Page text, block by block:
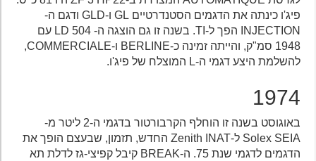
פיג'ו כינתה את הדגמים הסטנדרטיים GL ו-GLD ודגם ה-
INJECTION הפך ל-TI. בשנה זו גם הוצגה ה- 504 LD עם
1948 סמ"ק, והייתה זמינה כ-BERLINE ו-COMMERCIALE,
להשלמת היצע דגמי ה-L המוצלח של פיג'ו.
1974
באוגוסט בשנה זו הוחלף הקרבורטור בדגמי ה-2 ליטר מ-
Solex SEIA ל-Zenith INAT החדש, תזמון, שבעצם הופך את
הדגמים לדגמי שנת 75. ה-BREAK קיבל קפיצי-גז לדלת תא